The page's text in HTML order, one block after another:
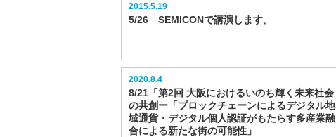
2015.5.19
5/26 SEMICONで講演します。
2020.8.4
8/21「第2回 大阪におけるいのち輝く未来社会
の共創ー「ブロックチェーンによるデジタル地
域通貨・デジタル個人認証がもたらす多産業融
合による新たな街の可能性」